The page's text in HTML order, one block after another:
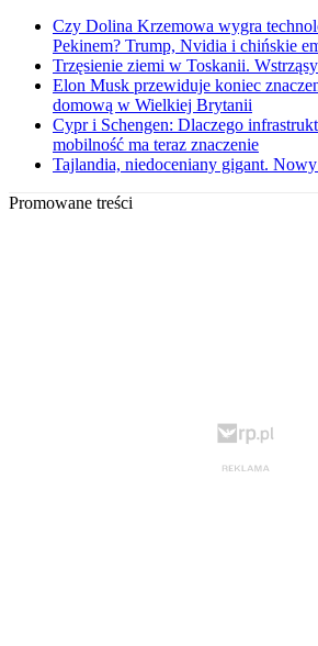
Czy Dolina Krzemowa wygra
Pekinem? Trump, Nvidia i chińskie
Trzęsienie ziemi w Toskanii.
Elon Musk przewiduje koniec
domową w Wielkiej Brytanii
Cypr i Schengen: Dlaczego
mobilność ma teraz znaczenie
Tajlandia, niedoceniany gigant. Nowy
Promowane treści